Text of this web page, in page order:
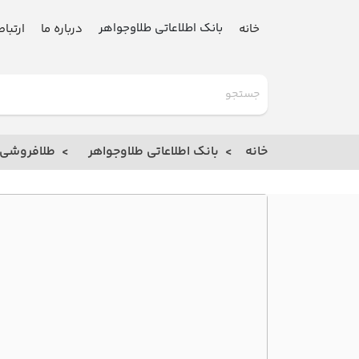
خانه بانک اطلاعاتی طلاوجواهر درباره ما
خانه بانک اطلاعاتی طلاوجواهر طلافروشی